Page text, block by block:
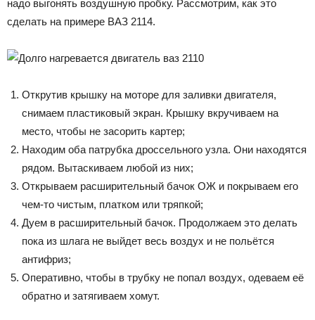
надо выгонять воздушную пробку. Рассмотрим, как это
сделать на примере ВАЗ 2114.
Открутив крышку на моторе для заливки двигателя,
снимаем пластиковый экран. Крышку вкручиваем на
место, чтобы не засорить картер;
Находим оба патрубка дроссельного узла. Они находятся
рядом. Вытаскиваем любой из них;
Открываем расширительный бачок ОЖ и покрываем его
чем-то чистым, платком или тряпкой;
Дуем в расширительный бачок. Продолжаем это делать
пока из шлага не выйдет весь воздух и не польётся
антифриз;
Оперативно, чтобы в трубку не попал воздух, одеваем её
обратно и затягиваем хомут.